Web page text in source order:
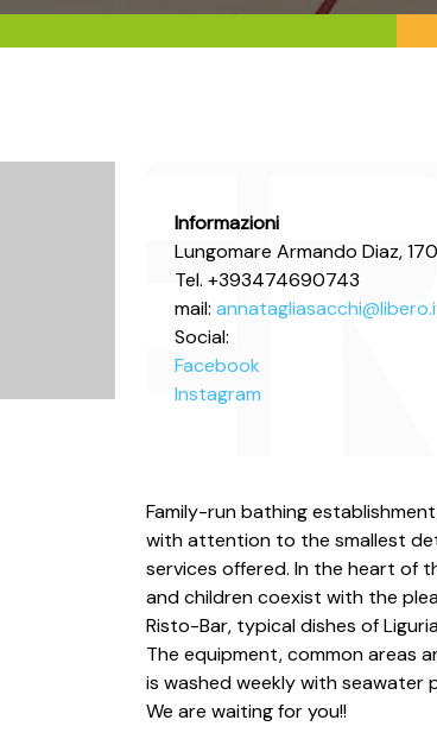
Informazioni
Lungomare Armando Diaz,
Tel. +393474690743
mail:
Social:
Facebook
Instagram
Family-run bathing
with attention to the smallest
services offered. In the heart of
and children coexist with the
Risto-Bar, typical dishes of
The equipment, common areas
is washed weekly with seawater
We are waiting for you!!